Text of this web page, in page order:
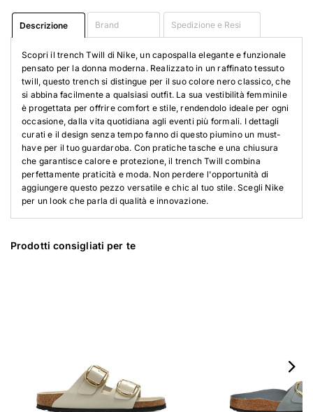
Descrizione Brand Spedizione e Resi
Scopri il trench Twill di Nike, un capospalla elegante e funzionale
pensato per la donna moderna. Realizzato in un raffinato tessuto
twill, questo trench si distingue per il suo colore nero classico, che
si abbina facilmente a qualsiasi outfit. La sua vestibilità femminile
è progettata per offrire comfort e stile, rendendolo ideale per ogni
occasione, dalla vita quotidiana agli eventi più formali. I dettagli
curati e il design senza tempo fanno di questo piumino un must-
have per il tuo guardaroba. Con pratiche tasche e una chiusura
che garantisce calore e protezione, il trench Twill combina
perfettamente praticità e moda. Non perdere l'opportunità di
aggiungere questo pezzo versatile e chic al tuo stile. Scegli Nike
per un look che parla di qualità e innovazione.
Prodotti consigliati per te